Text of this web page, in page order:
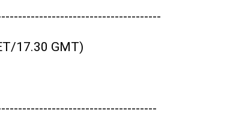
17.30 GMT)